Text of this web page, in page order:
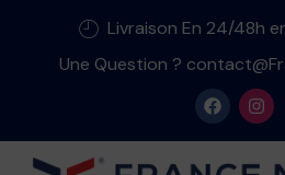
Livraison En 24/48h
Une Question ?